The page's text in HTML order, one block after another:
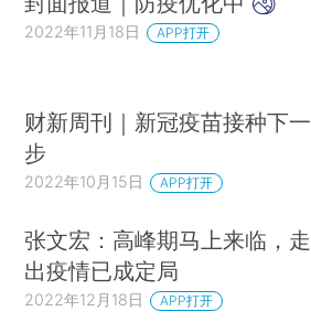
2022年11月18日 APP打开
财新周刊｜新冠疫苗接种下一
步
2022年10月15日 APP打开
张文宏：高峰期马上来临，走
出疫情已成定局
2022年12月18日 APP打开